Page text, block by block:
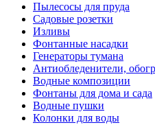
Пылесосы для пруда
Садовые розетки
Изливы
Фонтанные насадки
Генераторы тумана
Антиобледенители,
Водные композиции
Фонтаны для дома и сада
Водные пушки
Колонки для воды